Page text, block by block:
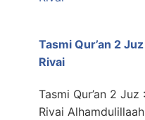
Tasmi Qur’an 2
Rivai
Tasmi Qur’an 2
Rivai